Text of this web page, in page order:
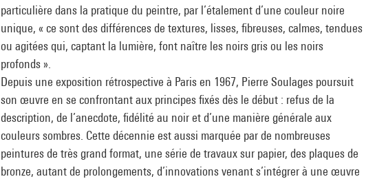
particulière dans la pratique du peintre, par l’étalement d’une couleur noire
unique, « ce sont des différences de textures, lisses, fibreuses, calmes, tendues
ou agitées qui, captant la lumière, font naître les noirs gris ou les noirs
profonds ».
Depuis une exposition rétrospective à Paris en 1967, Pierre Soulages poursuit
son œuvre en se confrontant aux principes fixés dès le début : refus de la
description, de l’anecdote, fidélité au noir et d’une manière générale aux
couleurs sombres. Cette décennie est aussi marquée par de nombreuses
peintures de très grand format, une série de travaux sur papier, des plaques de
bronze, autant de prolongements, d’innovations venant s’intégrer à une œuvre